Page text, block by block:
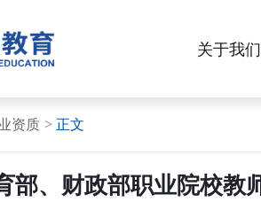
关于我们
资质 正文
部、财政部职业院校教